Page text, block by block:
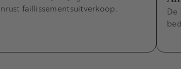
faillissementsuitverkoop.
De